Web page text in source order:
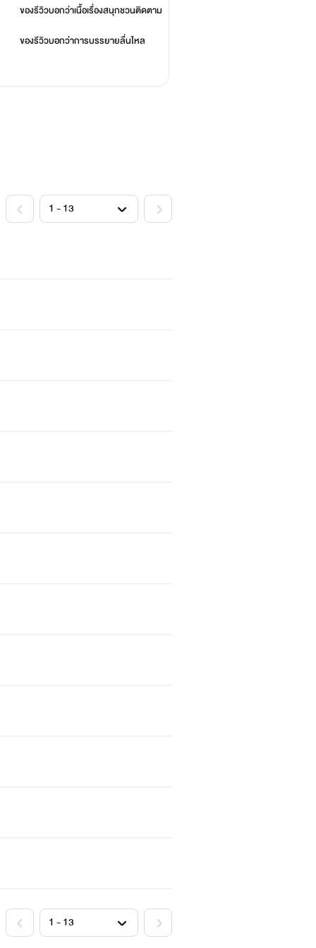
ของรีวิวบอกว่าเนื้อเรื่องสนุกชวนติดตาม
ของรีวิวบอกว่าการบรรยายลื่นไหล